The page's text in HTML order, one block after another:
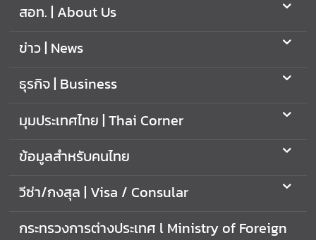
สอท. | About Us
ข่าว | News
ธุรกิจ | Business
มุมประเทศไทย | Thai Corner
ข้อมูลสำหรับคนไทย
วีซ่า/กงสุล | Visa / Consular
กระทรวงการต่างประเทศ l Ministry of Foreign